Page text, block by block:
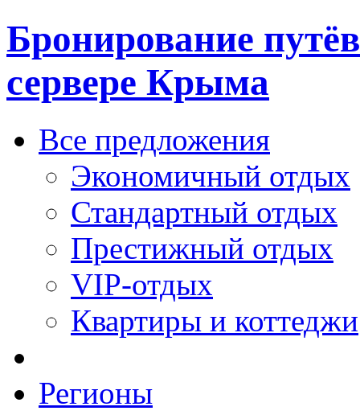
Бронирование
сервере Крыма
Все предложения
Экономичный отдых
Стандартный отдых
Престижный отдых
VIP-отдых
Квартиры и коттеджи
Регионы